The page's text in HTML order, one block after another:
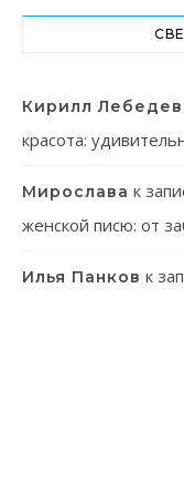
Кирилл Лебедев
красота:
Мирослава к
женской писю: от
Илья Панков к
человек